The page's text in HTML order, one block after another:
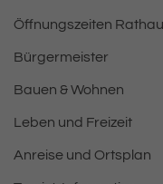
Öffnungszeiten
Bürgermeister
Bauen & Wohnen
Leben und Freizeit
Anreise und Ortsplan